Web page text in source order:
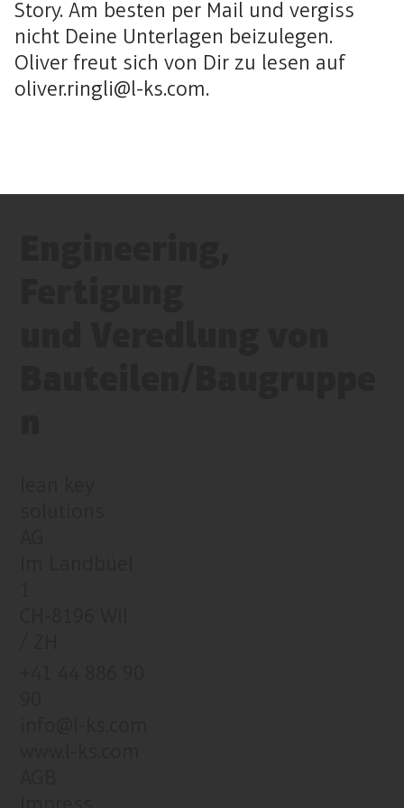
Story. Am besten per Mail und vergiss
nicht Deine Unterlagen beizulegen.
Oliver freut sich von Dir zu lesen auf
oliver.ringli@l-ks.com.